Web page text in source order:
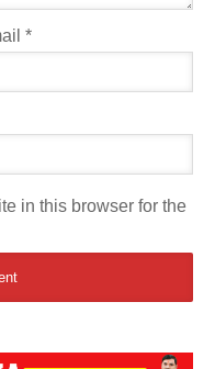
*
in this browser for the